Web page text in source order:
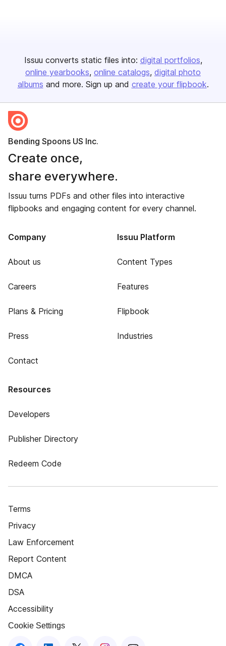
Issuu converts static files into: digital portfolios
online yearbooks online catalogs digital photo
albums and more. Sign up and create your flipbook.
Bending Spoons US Inc.
Create once,
share everywhere.
Issuu turns PDFs and other files into interactive
flipbooks and engaging content for every channel.
Company
About us
Careers
Plans & Pricing
Press
Contact
Issuu Platform
Content Types
Features
Flipbook
Industries
Resources
Developers
Publisher Directory
Redeem Code
Terms
Privacy
Law Enforcement
Report Content
DMCA
DSA
Accessibility
Cookie Settings